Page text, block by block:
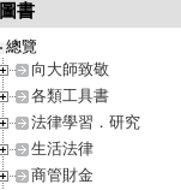
圖書
總覽
向大師致敬
各類工具書
法律學習．研究
生活法律
商管財金